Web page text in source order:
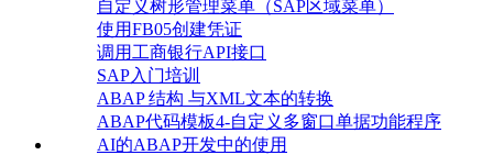
自定义树形管理菜单（SAP区域菜单）
使用FB05创建凭证
调用工商银行API接口
SAP入门培训
ABAP 结构 与XML文本的转换
ABAP代码模板4-自定义多窗口单据功能程序
AI的ABAP开发中的使用